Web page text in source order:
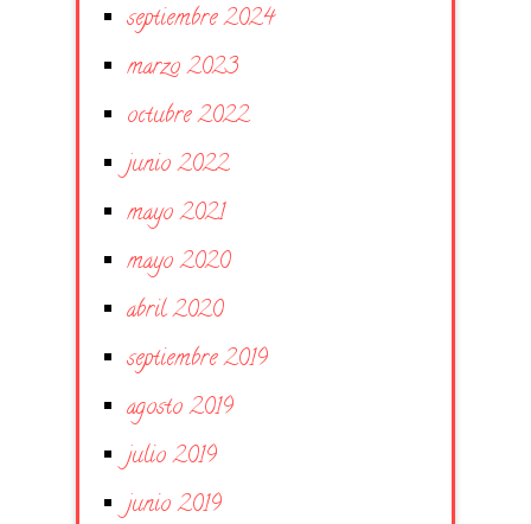
septiembre 2024
marzo 2023
octubre 2022
junio 2022
mayo 2021
mayo 2020
abril 2020
septiembre 2019
agosto 2019
julio 2019
junio 2019